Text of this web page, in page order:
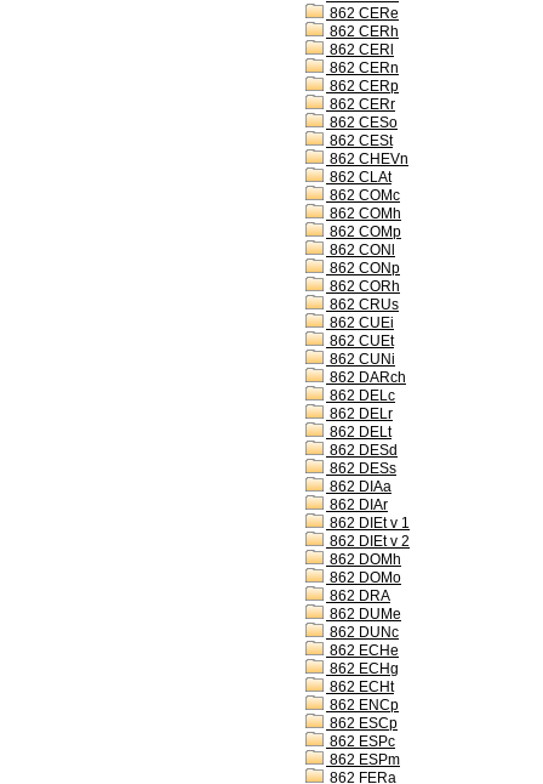
862 CERe
862 CERh
862 CERl
862 CERn
862 CERp
862 CERr
862 CESo
862 CESt
862 CHEVn
862 CLAt
862 COMc
862 COMh
862 COMp
862 CONl
862 CONp
862 CORh
862 CRUs
862 CUEi
862 CUEt
862 CUNi
862 DARch
862 DELc
862 DELr
862 DELt
862 DESd
862 DESs
862 DIAa
862 DIAr
862 DIEt v 1
862 DIEt v 2
862 DOMh
862 DOMo
862 DRA
862 DUMe
862 DUNc
862 ECHe
862 ECHg
862 ECHt
862 ENCp
862 ESCp
862 ESPc
862 ESPm
862 FERa